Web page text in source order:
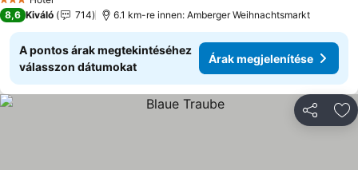
3 Kategória
8,6 Kiváló 714 6.1 km-re innen: Amberger Weihnachtsmarkt
A pontos árak megtekintéséhez
válasszon dátumokat
Árak megjelenítése